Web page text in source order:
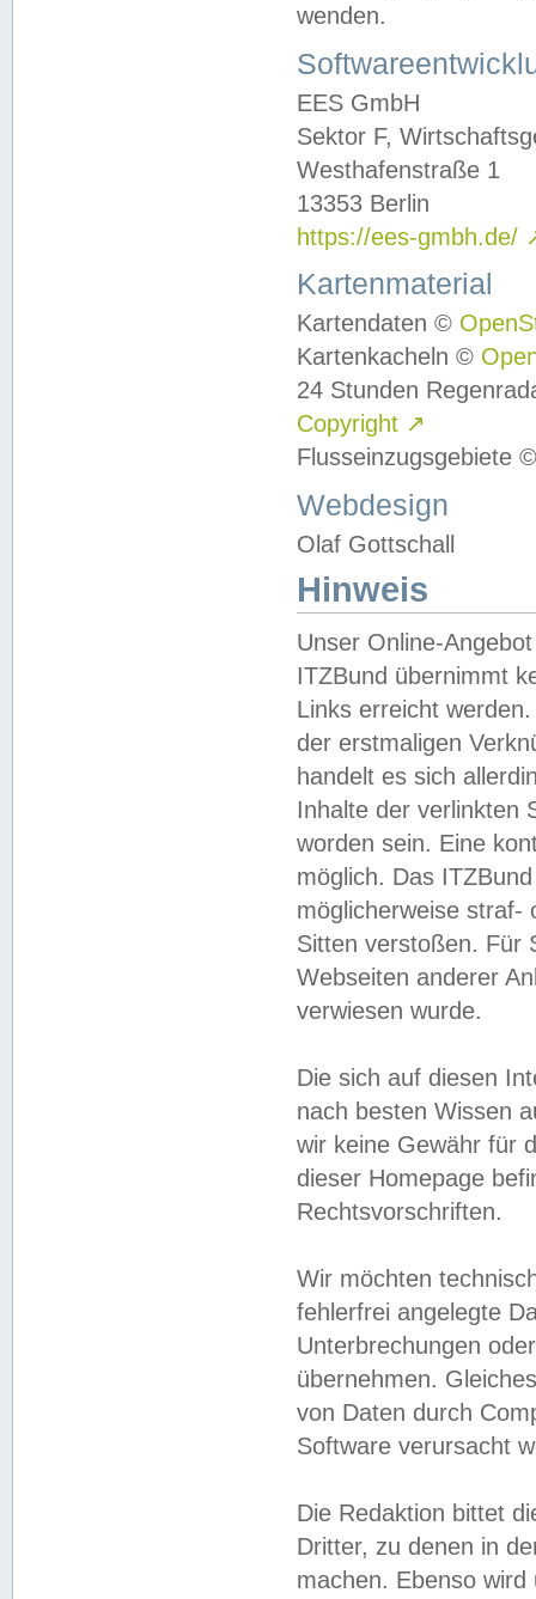
wenden.
EES GmbH
Sektor F,
Westhafenstraße 1
13353 Berlin
https://ees-gmbh.de/
Kartenmaterial
Kartendaten ©
Kartenkacheln ©
24 Stunden
Copyright ↗
Flusseinzugsgebiete
Webdesign
Olaf Gottschall
Hinweis
Unser Online-
ITZBund übernimmt
Links erreicht
der erstmaligen
handelt es sich
Inhalte der verlinkten
worden sein. Eine
möglich. Das
möglicherweise straf-
Sitten verstoßen. Für
Webseiten anderer
verwiesen wurde.
Die sich auf diesen
nach besten Wissen
wir keine Gewähr für
dieser Homepage
Rechtsvorschriften.
Wir möchten
fehlerfrei angelegte
Unterbrechungen
übernehmen.
von Daten durch
Software verursacht
Die Redaktion bittet
Dritter, zu denen in
machen. Ebenso